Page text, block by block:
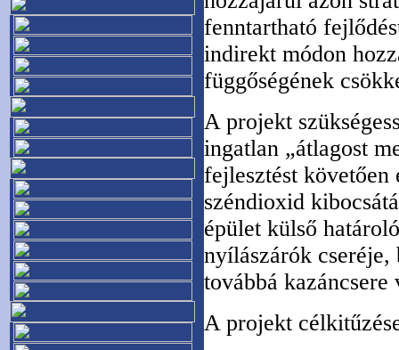
fenntartható
indirekt módon
függőségének
A projekt
ingatlan „átlagost
fejlesztést követően
széndioxid
épület külső
nyílászárók cseréje,
továbbá kazáncsere
A projekt